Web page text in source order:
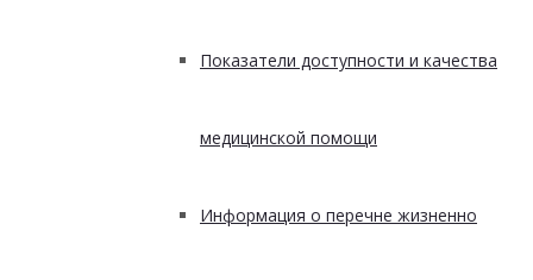
Показатели доступности и качества
медицинской помощи
Информация о перечне жизненно